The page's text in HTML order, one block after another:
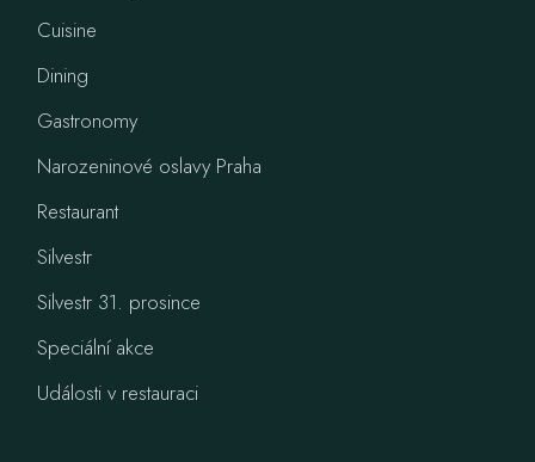
Cuisine
Dining
Gastronomy
Narozeninové oslavy Praha
Restaurant
Silvestr
Silvestr 31. prosince
Speciální akce
Události v restauraci